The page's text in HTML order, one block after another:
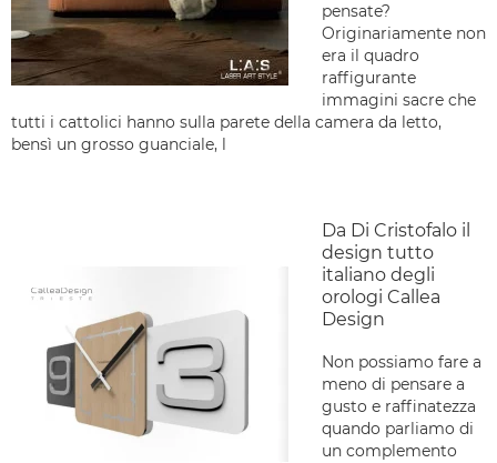
pensate?
Originariamente non
era il quadro
raffigurante
immagini sacre che
tutti i cattolici hanno sulla parete della camera da letto,
bensì un grosso guanciale, l
Da Di Cristofalo il
design tutto
italiano degli
orologi Callea
Design
Non possiamo fare a
meno di pensare a
gusto e raffinatezza
quando parliamo di
un complemento